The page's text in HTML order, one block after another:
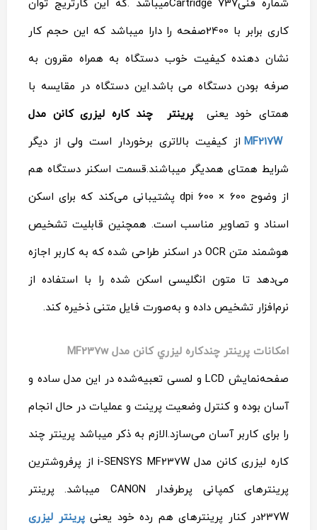
شماره فنیCartridge 737میباشد .که این کارتریج توان
کاری برابر با 2400صفحه را دارا میباشد که این حجم کار
نشان دهنده کیفیت خوب دستگاه به همراه مقرون به
صرفه بودن دستگاه می باشد.این دستگاه در مقایسه با
همتای خود یعنیپرینتر چند کاره لیزری کانن مدل
MF217W
از کیفیت بالاتری برخوردار است ولی از دیگر
شرایط همتای همدیگر میباشند.قسمت اسکنر دستگاه هم
از وضوح 600 × 600 dpi پشتیبانی می‌کند که برای اسکن
اسناد و تصاویر مناسب است. همچنین قابلیت تشخیص
هوشمند متن OCR در اسکنر طراحی شده که به کاربر اجازه
می‌دهد تا متون انگلیسی اسکن شده را با استفاده از
نرم‌افزار تشخیص داده و به‌صورت فایل متنی ذخیره کند.
امکانات پرينتر چندکاره ليزري کانن مدل MF237w
صفحه‌نمایش LCD و لمسی تعبیه‌شده در این مدل ساده و
آسان بوده و کنترل وضعیت پرینت و عملیات در حال انجام
را برای کاربر آسان می‌سازد.الازم به ذکر میباشد پرینتر چند
کاره لیزری کانن مدل i-SENSYS MF237W از پرفروشترین
پرینترهای کمپانی پرطرفدار CANON میباشد. پرینتر
237Wدر کنار پرینترهای هم رده خود یعنی
پرینتر لیزری